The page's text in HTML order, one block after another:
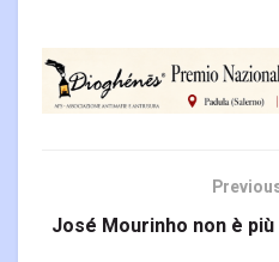
José Mourinho non è